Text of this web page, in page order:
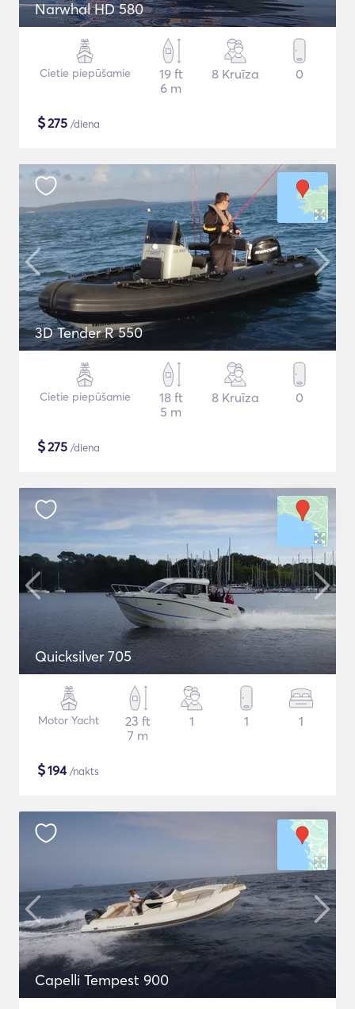
Narwhal HD 580
Cietie piepūšamie
19 ft
6 m
8 Kruīza 0
$275 /diena
3D Tender R 550
Cietie piepūšamie
18 ft
5 m
8 Kruīza 0
$275 /diena
Quicksilver 705
Motor Yacht
23 ft
7 m
1 1 1
$194/nakts
Capelli Tempest 900